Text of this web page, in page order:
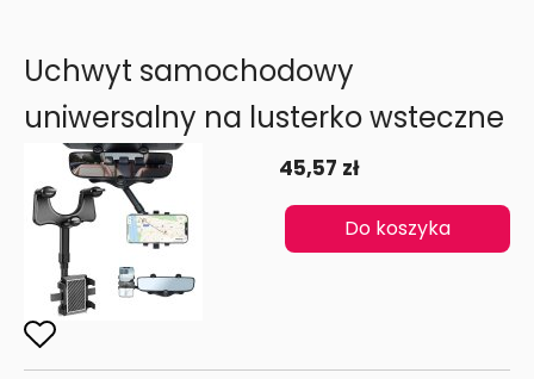
Uchwyt samochodowy
uniwersalny na lusterko wsteczne
45,57 zł
Do koszyka